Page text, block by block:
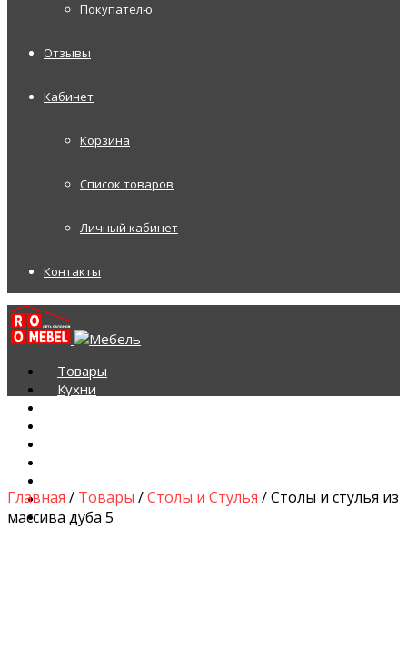
Покупателю
Отзывы
Кабинет
Корзина
Список товаров
Личный кабинет
Контакты
Товары
Кухни
Кровати и Матрасы
Столы и Стулья
Главная / Товары /Столы и Стулья / Столы и стулья из
массива дуба 5